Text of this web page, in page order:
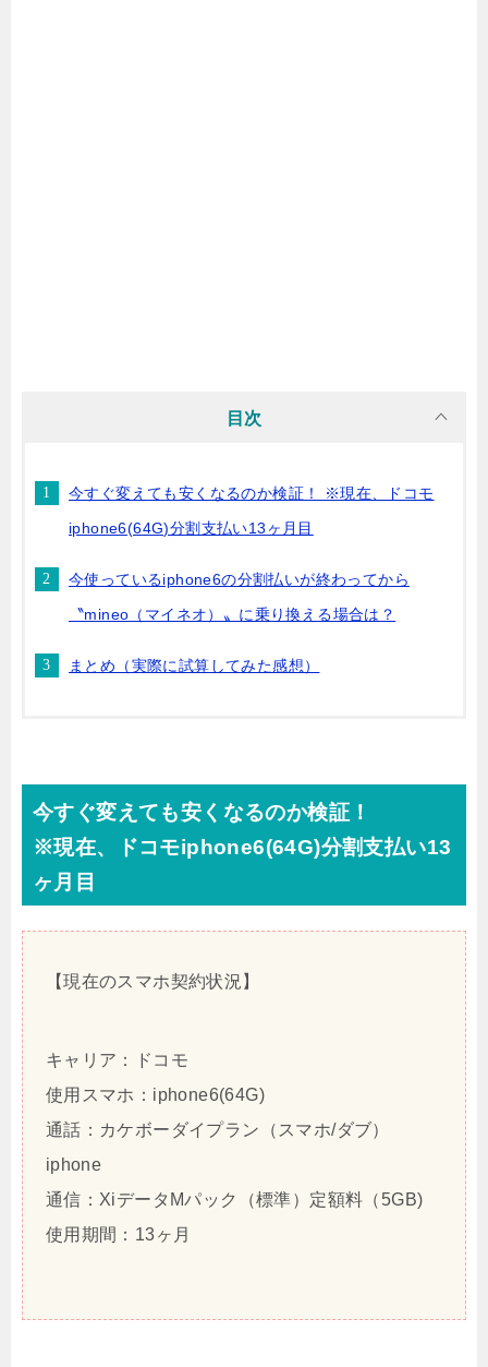
目次
今すぐ変えても安くなるのか検証！ ※現在、ドコモ
iphone6(64G)分割支払い13ヶ月目
今使っているiphone6の分割払いが終わってから
〝mineo（マイネオ）〟に乗り換える場合は？
まとめ（実際に試算してみた感想）
今すぐ変えても安くなるのか検証！
※現在、ドコモiphone6(64G)分割支払い13
ヶ月目
【現在のスマホ契約状況】
キャリア：ドコモ
使用スマホ：iphone6(64G)
通話：カケボーダイプラン（スマホ/ダブ）
iphone
通信：XiデータMパック（標準）定額料（5GB)
使用期間：13ヶ月